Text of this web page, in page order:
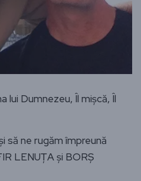
lui Dumnezeu, Îl mișcă, Îl
să ne rugăm împreună
LENUȚA și BORȘ